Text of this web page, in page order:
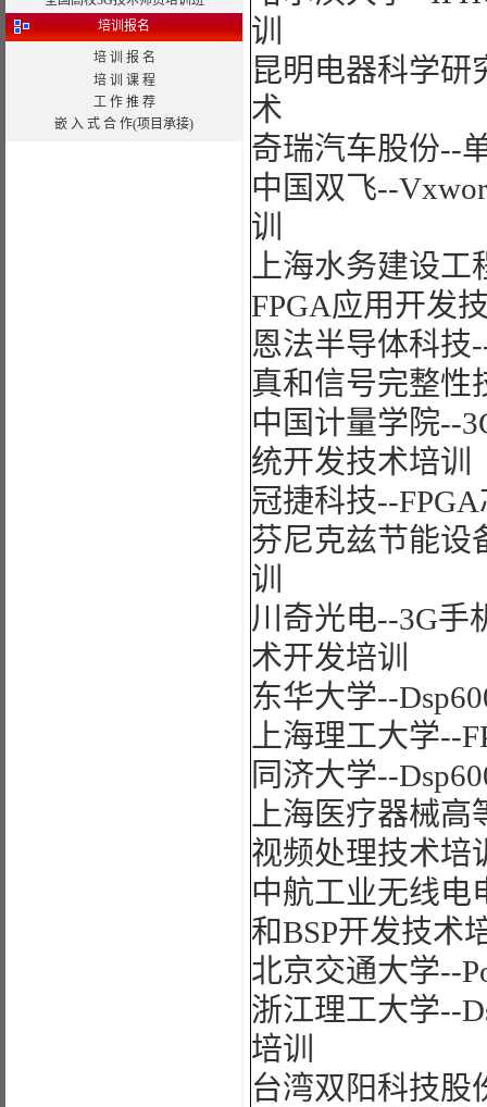
培训报名
培 训 报 名
培 训 课 程
工 作 推 荐
嵌 入 式 合 作(项目承接)
训
昆明电器科学研
术
奇瑞汽车股份--
中国双飞--
训
上海水务建设
FPGA应用开发
恩法半导体科技
真和信号完整性
中国计量学院--
统开发技术培训
冠捷科技--
芬尼克兹节能设
训
川奇光电--3G手
术开发培训
东华大学--
上海理工大学--
同济大学--
上海医疗器械高
视频处理技术培
中航工业无线电
和BSP开发技术
北京交通大学--
浙江理工大学--
培训
台湾双阳科技